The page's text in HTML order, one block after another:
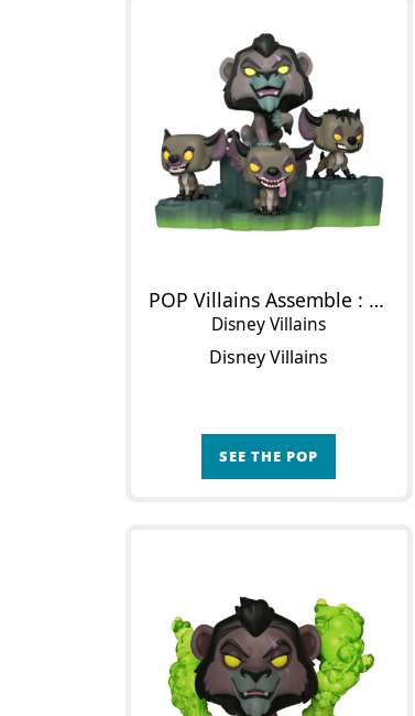
POP Villains Assemble : Scar with Hyenas
Disney Villains
Disney Villains
SEE THE POP